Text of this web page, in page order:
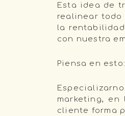
Esta idea de
realinear todo
la
con nuestra
Piensa en
marketing,
cliente forma